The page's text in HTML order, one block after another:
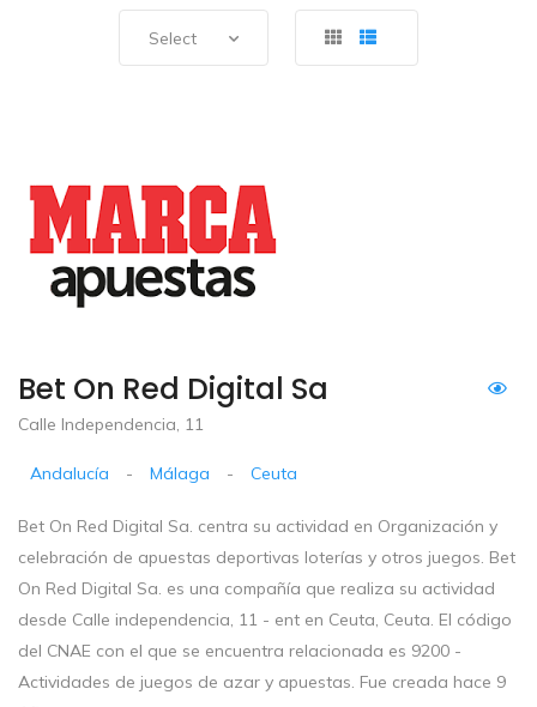
Select
Bet On Red Digital Sa
Calle Independencia, 11
Andalucía - Málaga - Ceuta
Bet On Red Digital Sa. centra su actividad en Organización y
celebración de apuestas deportivas loterías y otros juegos. Bet
On Red Digital Sa. es una compañía que realiza su actividad
desde Calle independencia, 11 - ent en Ceuta, Ceuta. El código
del CNAE con el que se encuentra relacionada es 9200 -
Actividades de juegos de azar y apuestas. Fue creada hace 9